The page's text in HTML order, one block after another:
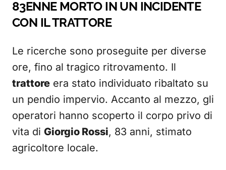
83ENNE MORTO IN UN INCIDENTE
CON IL TRATTORE
Le ricerche sono proseguite per diverse
ore, fino al tragico ritrovamento. Il
trattore era stato individuato ribaltato su
un pendio impervio. Accanto al mezzo, gli
operatori hanno scoperto il corpo privo di
vita di Giorgio Rossi, 83 anni, stimato
agricoltore locale.